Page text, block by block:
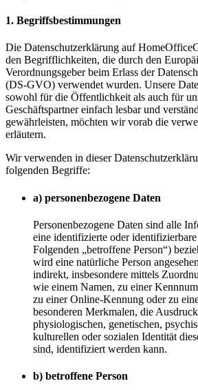
1. Begriffsbestimmungen
Die Datenschutzerklärung auf
den Begrifflichkeiten, die durch den
Verordnungsgeber beim Erlass der
(DS-GVO) verwendet wurden. Unsere
sowohl für die Öffentlichkeit als auch für
Geschäftspartner einfach lesbar und
gewährleisten, möchten wir vorab die
erläutern.
Wir verwenden in dieser
folgenden Begriffe:
a) personenbezogene Daten
Personenbezogene Daten sind alle
eine identifizierte oder
Folgenden „betroffene Person“)
wird eine natürliche Person
indirekt, insbesondere mittels
wie einem Namen, zu einer
zu einer Online-Kennung oder zu
besonderen Merkmalen, die
physiologischen, genetischen,
kulturellen oder sozialen Identität
sind, identifiziert werden kann.
b) betroffene Person